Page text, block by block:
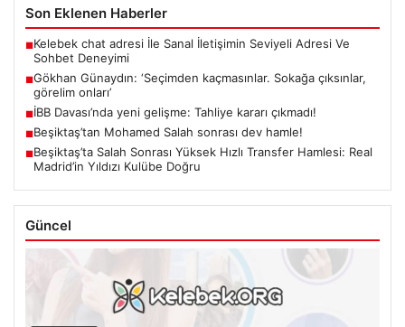
Son Eklenen Haberler
■Kelebek chat adresi İle Sanal İletişimin Seviyeli Adresi Ve
Sohbet Deneyimi
■Gökhan Günaydın: ‘Seçimden kaçmasınlar. Sokağa çıksınlar,
görelim onları’
■İBB Davası’nda yeni gelişme: Tahliye kararı çıkmadı!
■Beşiktaş’tan Mohamed Salah sonrası dev hamle!
■Beşiktaş’ta Salah Sonrası Yüksek Hızlı Transfer Hamlesi: Real
Madrid’in Yıldızı Kulübe Doğru
Güncel